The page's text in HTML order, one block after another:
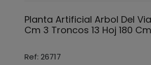
Planta Artificial Arbol Del
Cm 3 Troncos 13 Hoj 180
Ref: 26717